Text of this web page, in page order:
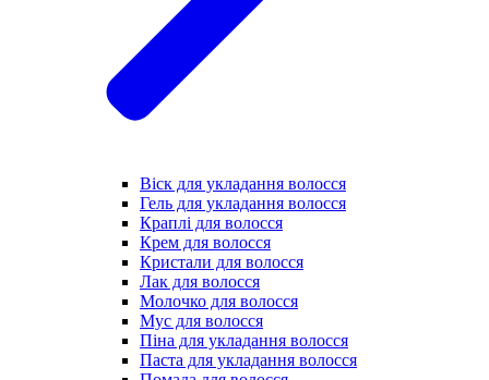
Віск для укладання волосся
Гель для укладання волосся
Краплі для волосся
Крем для волосся
Кристали для волосся
Лак для волосся
Молочко для волосся
Мус для волосся
Піна для укладання волосся
Паста для укладання волосся